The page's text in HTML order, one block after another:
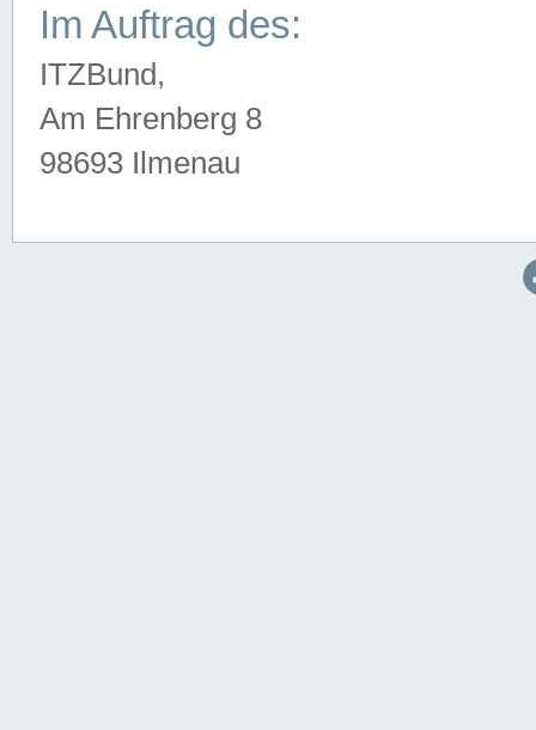
Im Auftrag des:
ITZBund,
Am Ehrenberg 8
98693 Ilmenau